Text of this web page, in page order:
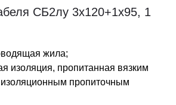
СБ2лу 3х120+1х95, 1
жила;
изоляция, пропитанная вязким
пропиточным